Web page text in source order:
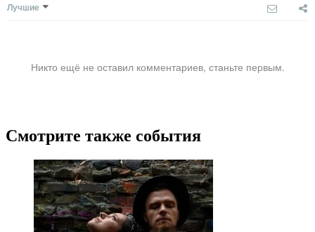
Лучшие
Никто ещё не оставил комментариев, станьте первым.
Смотрите также события